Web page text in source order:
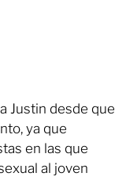
Justin desde que
ya que
en las que
al joven